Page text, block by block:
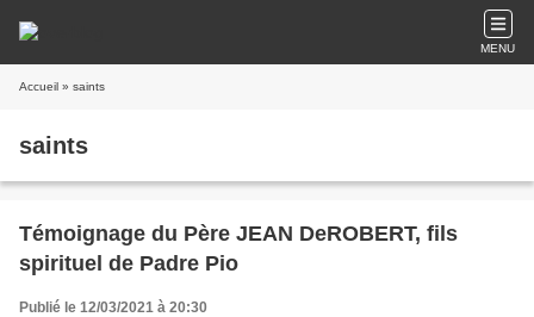
MENU
Accueil » saints
saints
Témoignage du Père JEAN DeROBERT, fils
spirituel de Padre Pio
Publié le 12/03/2021 à 20:30